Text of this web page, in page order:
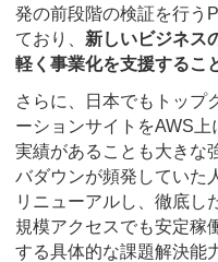
発の前段階の検証を行う
ており、 新しいビジネス
軽く事業化を支援するこ
さらに、日本でもトップ
ーションサイトをAWS
実績があることも大きな
バダウンが頻発していた
リニューアルし、徹底し
規模アクセスでも安定稼
する具体的な課題解決能